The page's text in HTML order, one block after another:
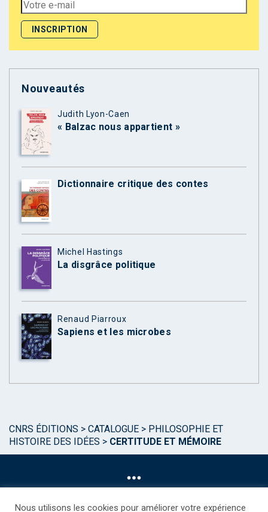
Nouveautés
Judith Lyon-Caen
« Balzac nous appartient »
Dictionnaire critique des contes
Michel Hastings
La disgrâce politique
Renaud Piarroux
Sapiens et les microbes
CNRS ÉDITIONS > CATALOGUE > PHILOSOPHIE ET
HISTOIRE DES IDÉES > CERTITUDE ET MÉMOIRE
Nous utilisons les cookies pour améliorer votre expérience